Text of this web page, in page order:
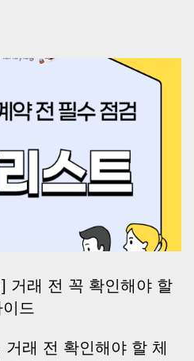
거래 전 꼭 확인해야 할
드
래 전 확인해야 할 체